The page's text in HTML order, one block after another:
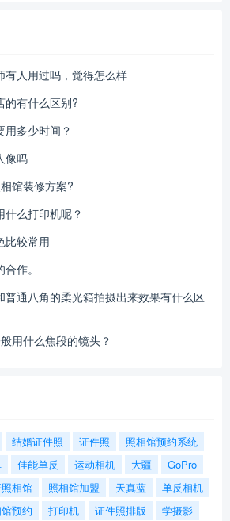
有人用过吗，觉得怎么样
的有什么区别?
用多少时间？
像吗
馆装修方案?
么打印机呢？
比较常用
作。
普通八角的柔光箱拍摄出来效果有什么区
用什么焦段的镜头？
结婚证件照 证件照
照相馆预约系统
佳能单反 运动相机 大疆
GoPro
相馆 照相馆加盟 天真蓝
单反相机
预约 打印机 证件照排版
学摄影